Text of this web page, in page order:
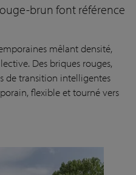
brun font référence
mêlant densité,
Des briques rouges,
de transition intelligentes
flexible et tourné vers